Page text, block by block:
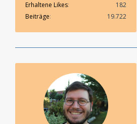
Erhaltene Likes
182
Beiträge
19.722